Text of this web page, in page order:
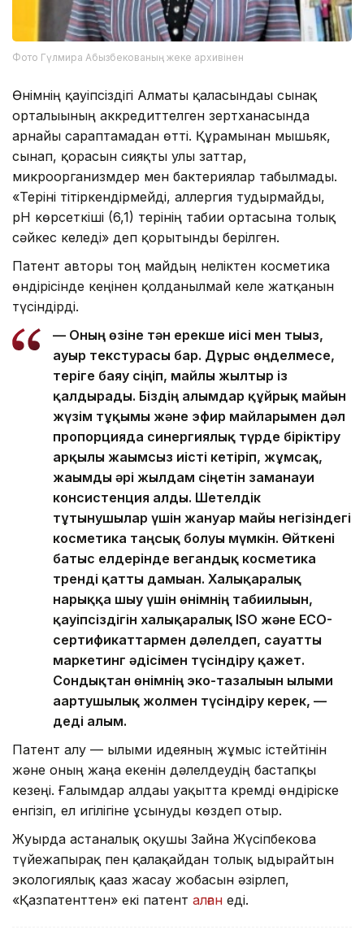
Фото Гүлмира Абызбекованың жеке архивінен
Өнімнің қауіпсіздігі Алматы қаласындағы сынақ
орталығының аккредиттелген зертханасында
арнайы сараптамадан өтті. Құрамынан мышьяк,
сынап, қорғасын сияқты улы заттар,
микроорганизмдер мен бактериялар табылмады.
«Теріні тітіркендірмейді, аллергия тудырмайды,
pH көрсеткіші (6,1) терінің табиғи ортасына толық
сәйкес келеді» деп қорытынды берілген.
Патент авторы тоң майдың неліктен косметика
өндірісінде кеңінен қолданылмай келе жатқанын
түсіндірді.
— Оның өзіне тән ерекше иісі мен тығыз,
ауыр текстурасы бар. Дұрыс өңделмесе,
теріге баяу сіңіп, майлы жылтыр із
қалдырады. Біздің ғалымдар құйрық майын
жүзім тұқымы және эфир майларымен дәл
пропорцияда синергиялық түрде біріктіру
арқылы жағымсыз иісті кетіріп, жұмсақ,
жағымды әрі жылдам сіңетін заманауи
консистенция алды. Шетелдік
тұтынушылар үшін жануар майы негізіндегі
косметика таңсық болуы мүмкін. Өйткені
батыс елдерінде вегандық косметика
тренді қатты дамыған. Халықаралық
нарыққа шығу үшін өнімнің табиғилығын,
қауіпсіздігін халықаралық ISO және ECO-
сертификаттармен дәлелдеп, сауатты
маркетинг әдісімен түсіндіру қажет.
Сондықтан өнімнің эко-тазалығын ғылыми
ағартушылық жолмен түсіндіру керек, —
деді ғалым.
Патент алу — ғылыми идеяның жұмыс істейтінін
және оның жаңа екенін дәлелдеудің бастапқы
кезеңі. Ғалымдар алдағы уақытта кремді өндіріске
енгізіп, ел игілігіне ұсынуды көздеп отыр.
Жуырда астаналық оқушы Зайна Жүсіпбекова
түйежапырақ пен қалақайдан толық ыдырайтын
экологиялық қағаз жасау жобасын әзірлеп,
«Қазпатенттен» екі патент алған еді.